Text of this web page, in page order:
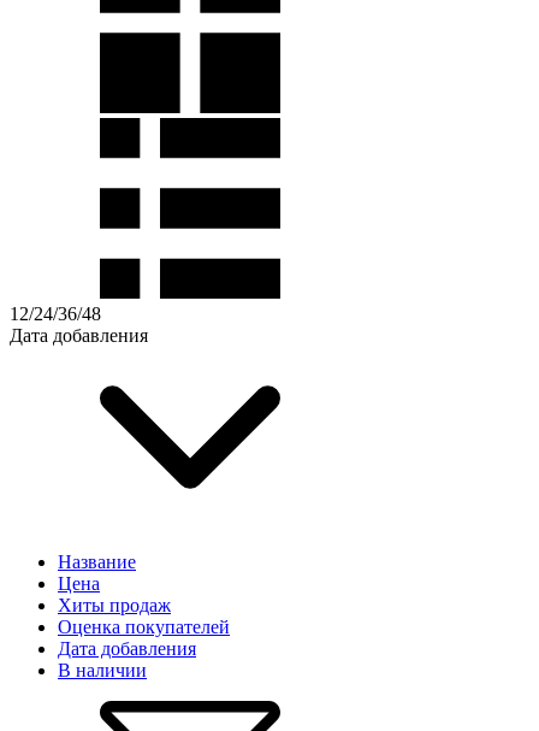
12/24/36/48
Дата добавления
Название
Цена
Хиты продаж
Оценка покупателей
Дата добавления
В наличии